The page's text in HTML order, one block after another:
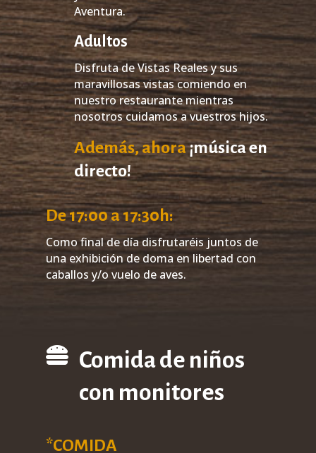
Aventura.
Adultos
Disfruta de Vistas Reales y sus
maravillosas vistas comiendo en
nuestro restaurante mientras
nosotros cuidamos a vuestros hijos.
Además, ahora¡música en
directo!
De 17:00 a 17:30h:
Como final de día disfrutaréis juntos de
una exhibición de doma en libertad con
caballos y/o vuelo de aves.
 Comida de niños
con monitores
*COMIDA